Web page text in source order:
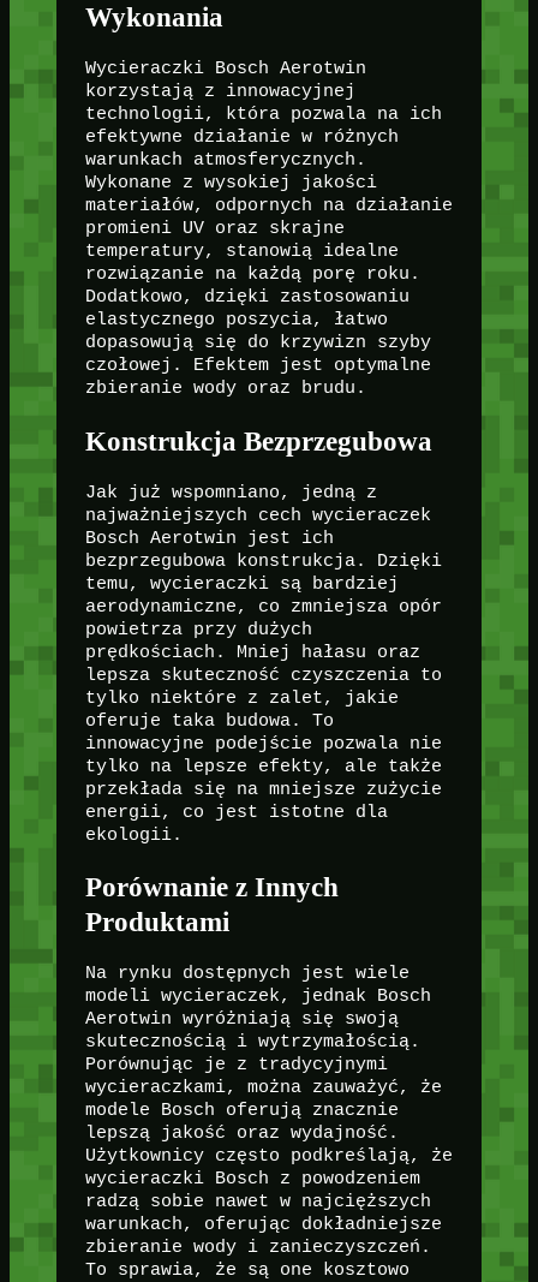
Wykonania
Wycieraczki Bosch Aerotwin
korzystają z innowacyjnej
technologii, która pozwala na ich
efektywne działanie w różnych
warunkach atmosferycznych.
Wykonane z wysokiej jakości
materiałów, odpornych na działanie
promieni UV oraz skrajne
temperatury, stanowią idealne
rozwiązanie na każdą porę roku.
Dodatkowo, dzięki zastosowaniu
elastycznego poszycia, łatwo
dopasowują się do krzywizn szyby
czołowej. Efektem jest optymalne
zbieranie wody oraz brudu.
Konstrukcja Bezprzegubowa
Jak już wspomniano, jedną z
najważniejszych cech wycieraczek
Bosch Aerotwin jest ich
bezprzegubowa konstrukcja. Dzięki
temu, wycieraczki są bardziej
aerodynamiczne, co zmniejsza opór
powietrza przy dużych
prędkościach. Mniej hałasu oraz
lepsza skuteczność czyszczenia to
tylko niektóre z zalet, jakie
oferuje taka budowa. To
innowacyjne podejście pozwala nie
tylko na lepsze efekty, ale także
przekłada się na mniejsze zużycie
energii, co jest istotne dla
ekologii.
Porównanie z Innych
Produktami
Na rynku dostępnych jest wiele
modeli wycieraczek, jednak Bosch
Aerotwin wyróżniają się swoją
skutecznością i wytrzymałością.
Porównując je z tradycyjnymi
wycieraczkami, można zauważyć, że
modele Bosch oferują znacznie
lepszą jakość oraz wydajność.
Użytkownicy często podkreślają, że
wycieraczki Bosch z powodzeniem
radzą sobie nawet w najcięższych
warunkach, oferując dokładniejsze
zbieranie wody i zanieczyszczeń.
To sprawia, że są one kosztowo